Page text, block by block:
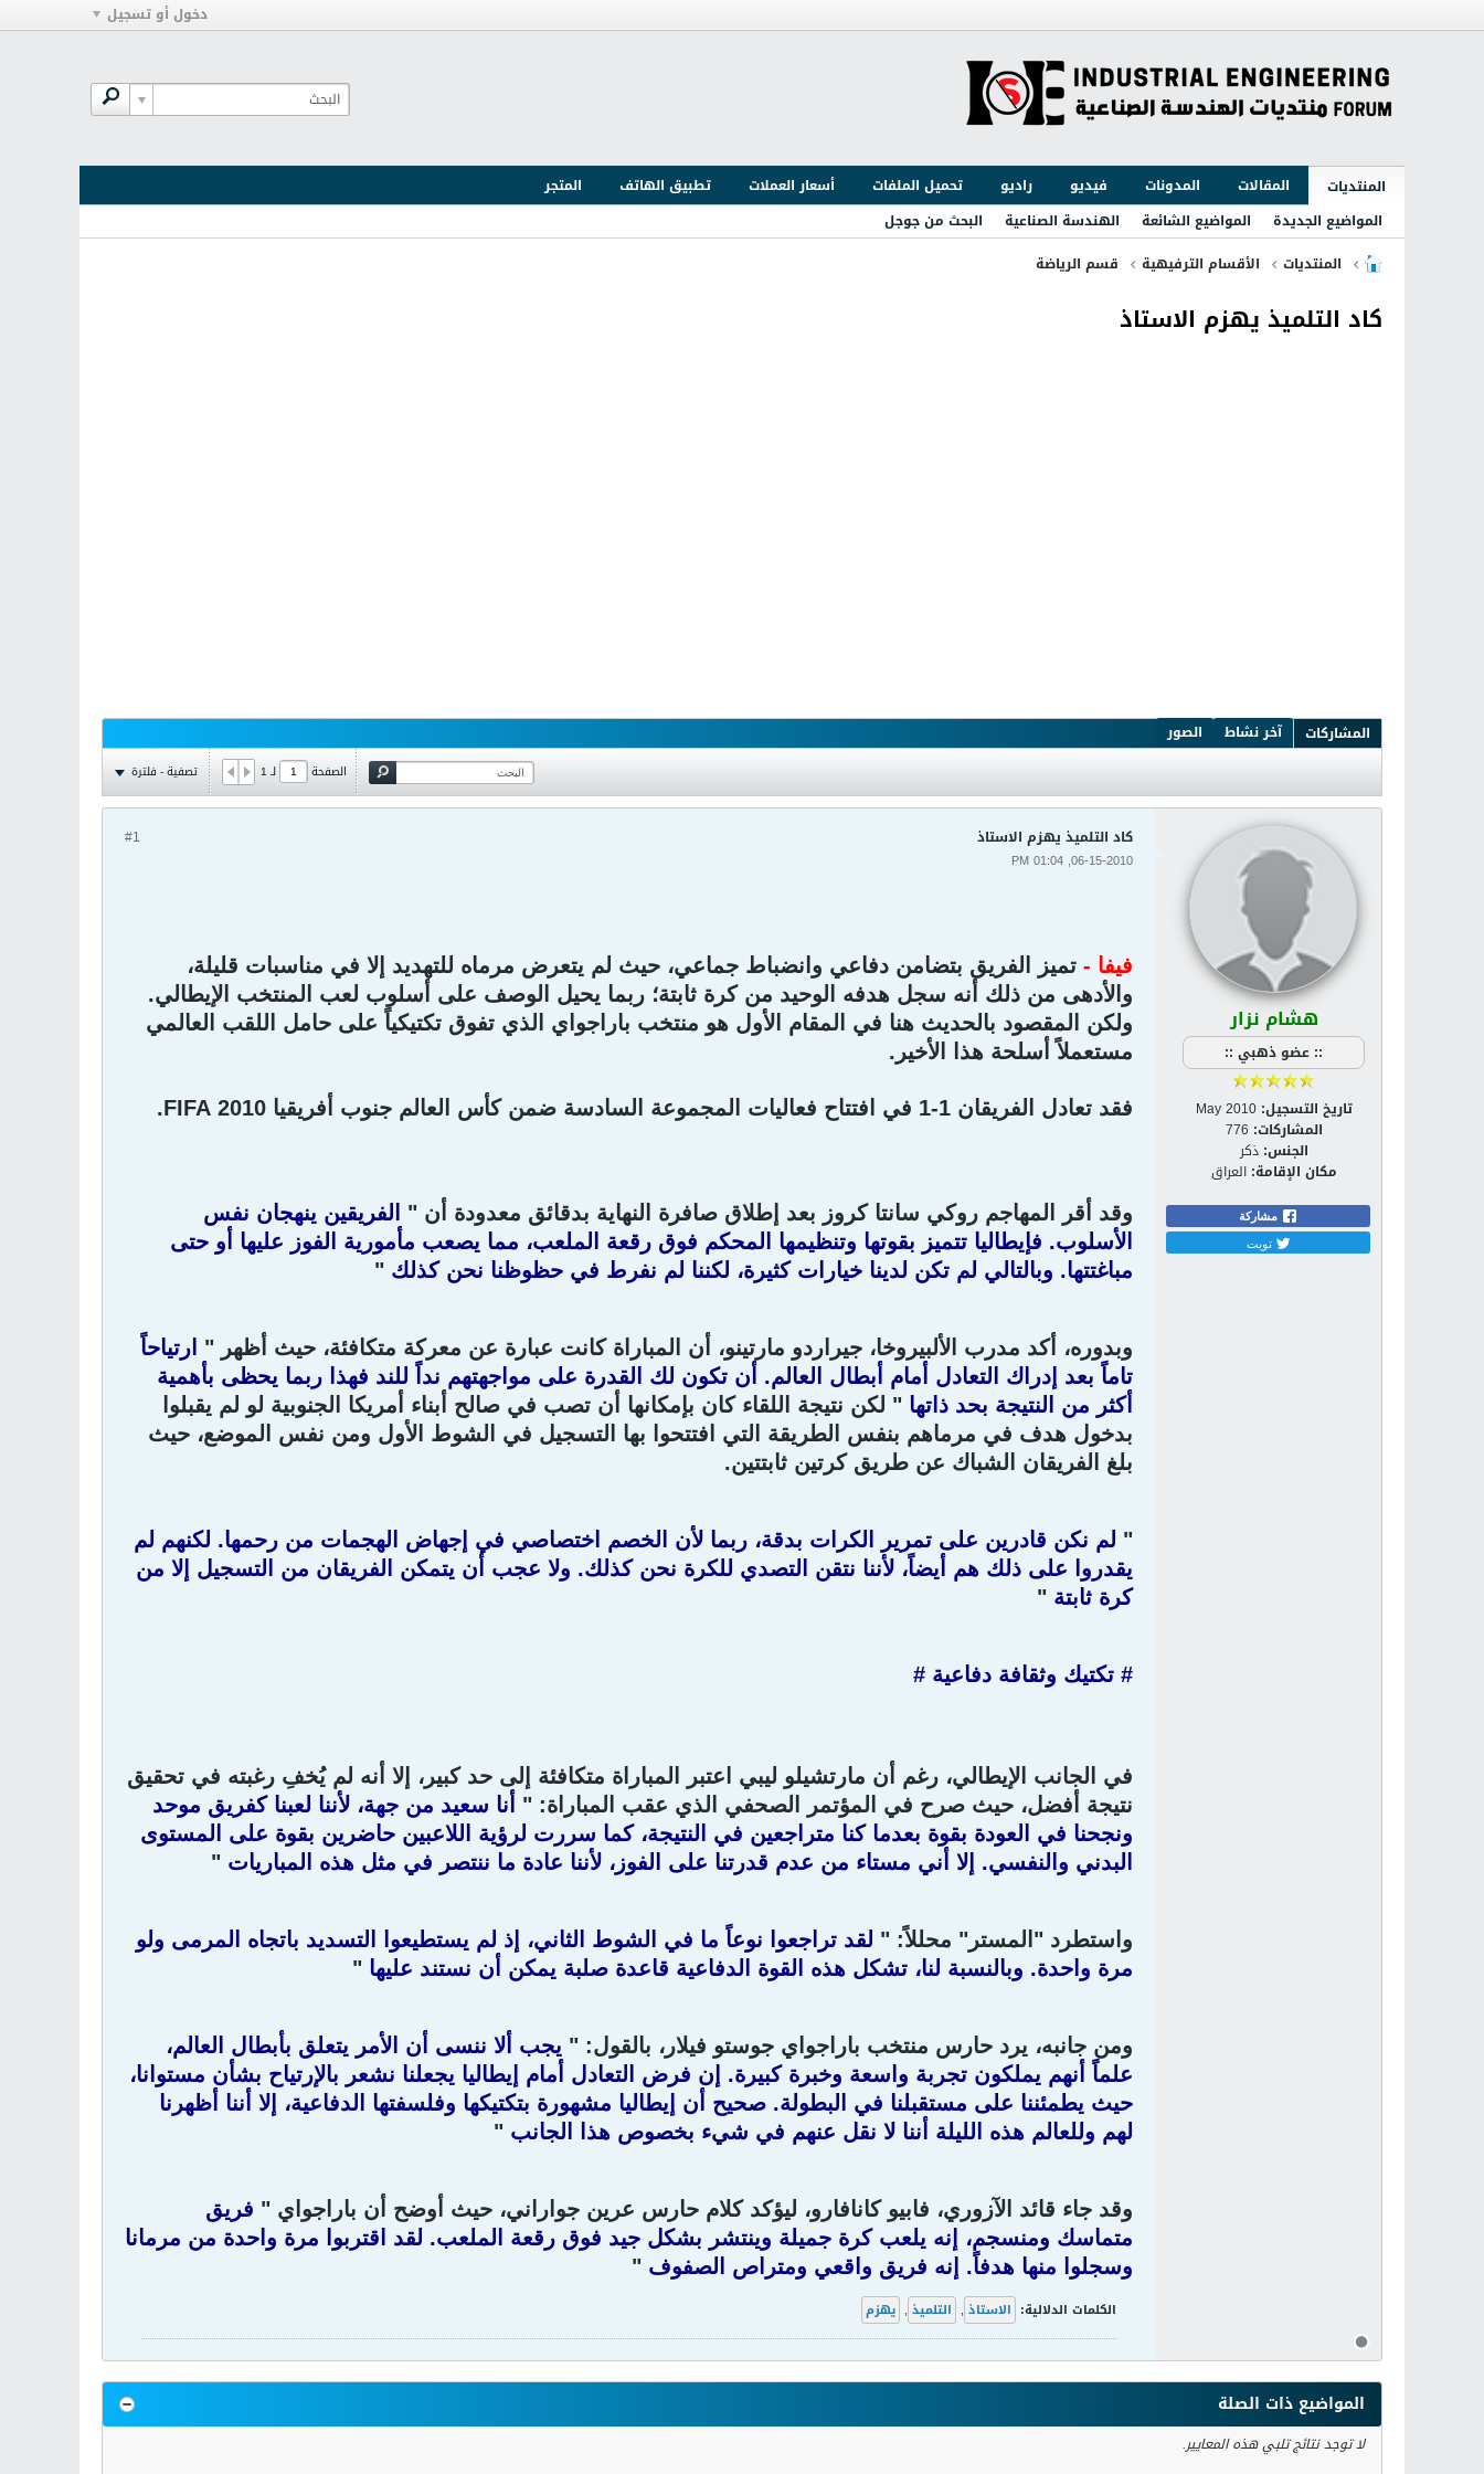
دخول أو تسجيل
المنتديات المقالات المدونات فيديو راديو تحميل الملفات أسعار العملات تطبيق الهاتف
المتجر
المواضيع الجديدة
المواضيع الشائعة الهندسة الصناعية
البحث من جوجل
المنتديات
الأقسام الترفيهية قسم الرياضة
كاد التلميذ يهزم الاستاذ
المشاركات آخر نشاط الصور
الصفحة لـ1 تصفية - فلترة
هشام نزار
:: عضو ذهبي ::
تاريخ التسجيل: May 2010
المشاركات: 776
الجنس: ذكر
مكان الإقامة: العراق
مشاركة
تويت
#1 كاد التلميذ يهزم الاستاذ
06-15-2010, 01:04 PM
فيفا - تميز الفريق بتضامن دفاعي وانضباط جماعي، حيث لم يتعرض مرماه للتهديد إلا في مناسبات قليلة،
والأدهى من ذلك أنه سجل هدفه الوحيد من كرة ثابتة؛ ربما يحيل الوصف على أسلوب لعب المنتخب الإيطالي.
ولكن المقصود بالحديث هنا في المقام الأول هو منتخب باراجواي الذي تفوق تكتيكياً على حامل اللقب العالمي
مستعملاً أسلحة هذا الأخير.
فقد تعادل الفريقان 1-1 في افتتاح فعاليات المجموعة السادسة ضمن كأس العالم جنوب أفريقيا 2010 FIFA.
وقد أقر المهاجم روكي سانتا كروز بعد إطلاق صافرة النهاية بدقائق معدودة أن "
الفريقين ينهجان نفس
الأسلوب. فإيطاليا تتميز بقوتها وتنظيمها المحكم فوق رقعة الملعب، مما يصعب مأمورية الفوز عليها أو حتى
مباغتتها. وبالتالي لم تكن لدينا خيارات كثيرة، لكننا لم نفرط في حظوظنا نحن كذلك "
وبدوره، أكد مدرب الألبيروخا، جيراردو مارتينو، أن المباراة كانت عبارة عن معركة متكافئة، حيث أظهر " ارتياحاً
تاماً بعد إدراك التعادل أمام أبطال العالم. أن تكون لك القدرة على مواجهتهم نداً للند فهذا ربما يحظى بأهمية
أكثر من النتيجة بحد ذاتها " لكن نتيجة اللقاء كان بإمكانها أن تصب في صالح أبناء أمريكا الجنوبية لو لم يقبلوا
بدخول هدف في مرماهم بنفس الطريقة التي افتتحوا بها التسجيل في الشوط الأول ومن نفس الموضع، حيث
بلغ الفريقان الشباك عن طريق كرتين ثابتتين.
" لم نكن قادرين على تمرير الكرات بدقة، ربما لأن الخصم اختصاصي في إجهاض الهجمات من رحمها. لكنهم لم
يقدروا على ذلك هم أيضاً، لأننا نتقن التصدي للكرة نحن كذلك. ولا عجب أن يتمكن الفريقان من التسجيل إلا من
كرة ثابتة "
# تكتيك وثقافة دفاعية #
في الجانب الإيطالي، رغم أن مارتشيلو ليبي اعتبر المباراة متكافئة إلى حد كبير، إلا أنه لم يُخفِ رغبته في تحقيق
نتيجة أفضل، حيث صرح في المؤتمر الصحفي الذي عقب المباراة: "
أنا سعيد من جهة، لأننا لعبنا كفريق موحد
ونجحنا في العودة بقوة بعدما كنا متراجعين في النتيجة، كما سررت لرؤية اللاعبين حاضرين بقوة على المستوى
البدني والنفسي. إلا أني مستاء من عدم قدرتنا على الفوز، لأننا عادة ما ننتصر في مثل هذه المباريات "
واستطرد "المستر" محللاً: " لقد تراجعوا نوعاً ما في الشوط الثاني، إذ لم يستطيعوا التسديد باتجاه المرمى ولو
مرة واحدة. وبالنسبة لنا، تشكل هذه القوة الدفاعية قاعدة صلبة يمكن أن نستند عليها "
ومن جانبه، يرد حارس منتخب باراجواي جوستو فيلار، بالقول: " يجب ألا ننسى أن الأمر يتعلق بأبطال العالم،
علماً أنهم يملكون تجربة واسعة وخبرة كبيرة. إن فرض التعادل أمام إيطاليا يجعلنا نشعر بالإرتياح بشأن مستوانا،
حيث يطمئننا على مستقبلنا في البطولة. صحيح أن إيطاليا مشهورة بتكتيكها وفلسفتها الدفاعية، إلا أننا أظهرنا
لهم وللعالم هذه الليلة أننا لا نقل عنهم في شيء بخصوص هذا الجانب "
وقد جاء قائد الآزوري، فابيو كانافارو، ليؤكد كلام حارس عرين جواراني، حيث أوضح أن باراجواي " فريق
متماسك ومنسجم، إنه يلعب كرة جميلة وينتشر بشكل جيد فوق رقعة الملعب. لقد اقتربوا مرة واحدة من مرمانا
وسجلوا منها هدفاً. إنه فريق واقعي ومتراص الصفوف "
الكلمات الدلالية: الاستاذ , التلميذ , يهزم
المواضيع ذات الصلة
لا توجد نتائج تلبي هذه المعايير.